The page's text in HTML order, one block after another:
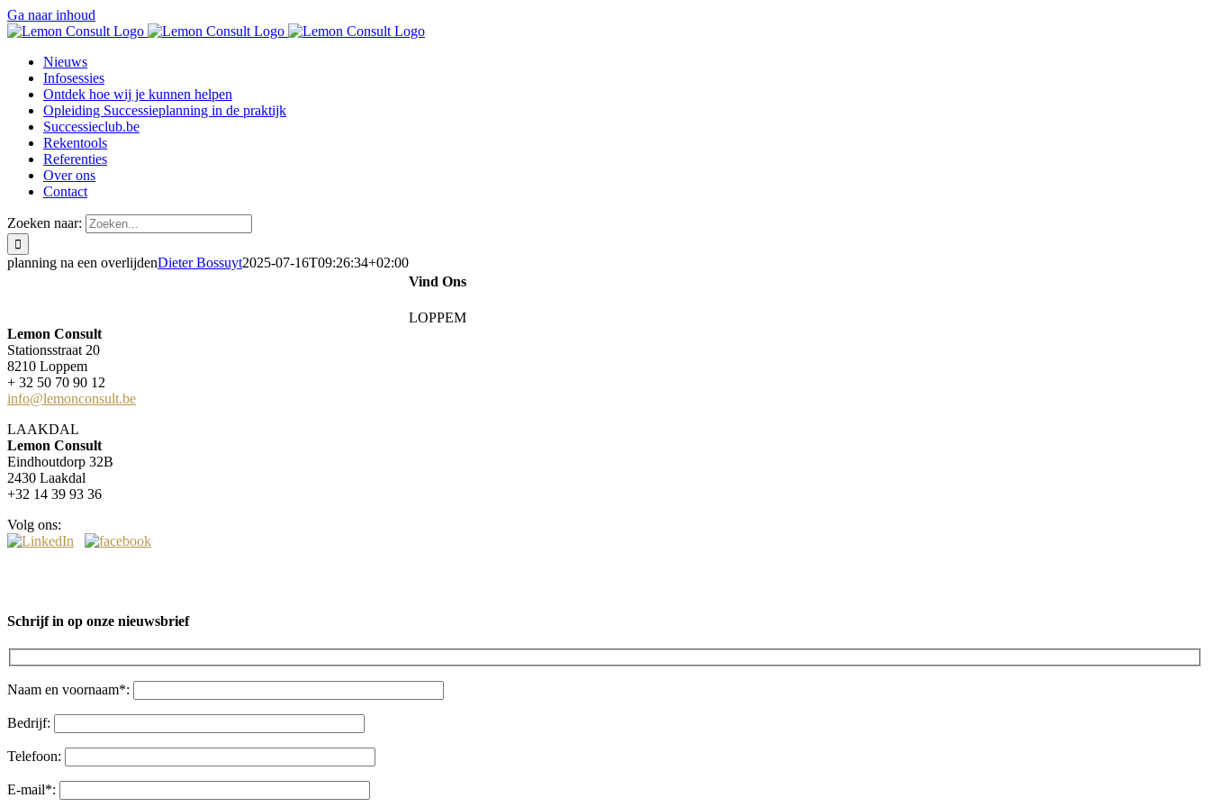
Ga naar inhoud
Nieuws
Infosessies
Ontdek hoe wij je kunnen helpen
Opleiding Successieplanning in de praktijk
Successieclub.be
Rekentools
Referenties
Over ons
Contact
Zoeken naar:
planning na een overlijdenDieter Bossuyt2025-07-16T09:26:34+02:00
Vind Ons
LOPPEM
Lemon Consult
Stationsstraat 20
8210 Loppem
+ 32 50 70 90 12
info@lemonconsult.be
LAAKDAL
Lemon Consult
Eindhoutdorp 32B
2430 Laakdal
+32 14 39 93 36
Volg ons:
Schrijf in op onze nieuwsbrief
Naam en voornaam*:
Bedrijf:
Telefoon:
E-mail*: